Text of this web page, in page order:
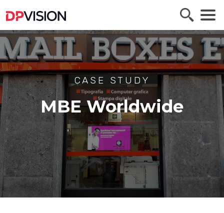
CASE STUDY
MBE Worldwide